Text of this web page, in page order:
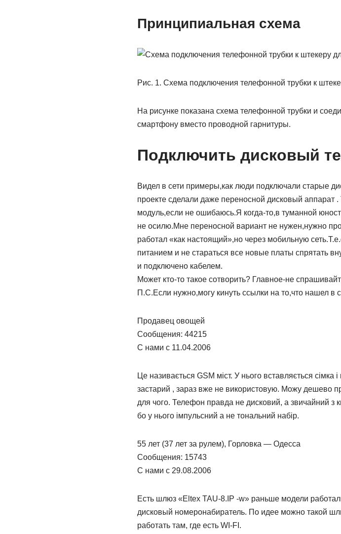
Принципиальная схема
Рис. 1. Схема подключения телефонной трубки к
На рисунке показана схема телефонной трубки и
смартфону вместо проводной гарнитуры.
Подключить дисковый
Видел в сети примеры,как люди подключали старые
проекте сделали даже переносной дисковый аппарат
модуль,если не ошибаюсь.Я когда-то,в туманной
не осилю.Мне переносной вариант не нужен,нужно
работал «как настоящий»,но через мобильную
питанием и не стараться все новые платы спрятать
и подключено кабелем.
Может кто-то такое сотворить? Главное-не
П.С.Если нужно,могу кинуть ссылки на то,что нашел в
Продавец овощей
Сообщения: 44215
С нами с 11.04.2006
Це називається GSM міст. У нього вставляється
застарий , зараз вже не використовую. Можу дешево
для чого. Телефон правда не дисковий, а звичайний
бо у нього імпульсний а не тональний набір.
55 лет (37 лет за рулем), Горловка — Одесса
Сообщения: 15743
С нами с 29.08.2006
Есть шлюз «Eltex TAU-8.IP -w» раньше модели
дисковый номеронабиратель. По идее можно такой
работать там, где есть WI-FI.